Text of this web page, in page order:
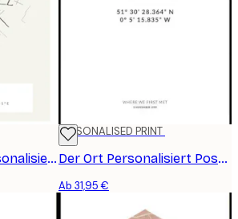
Karte No1 Tag Personalisiert Poster
PERSONALISED PRINT
Der Ort Personalisiert Poster
Ab 31,95 €